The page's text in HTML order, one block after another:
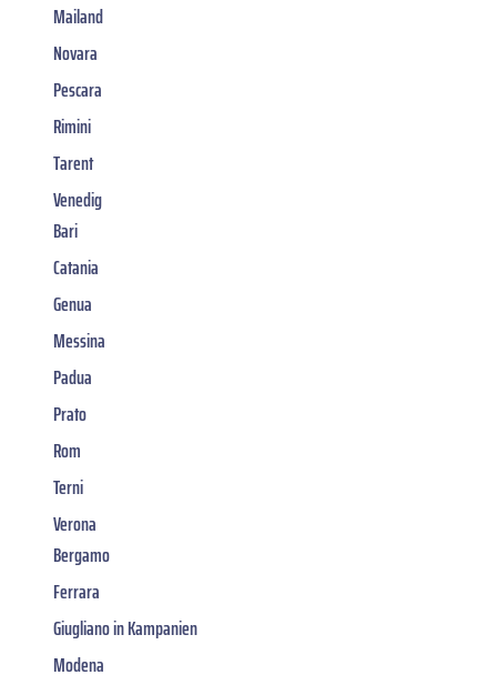
Mailand
Novara
Pescara
Rimini
Tarent
Venedig
Bari
Catania
Genua
Messina
Padua
Prato
Rom
Terni
Verona
Bergamo
Ferrara
Giugliano in Kampanien
Modena